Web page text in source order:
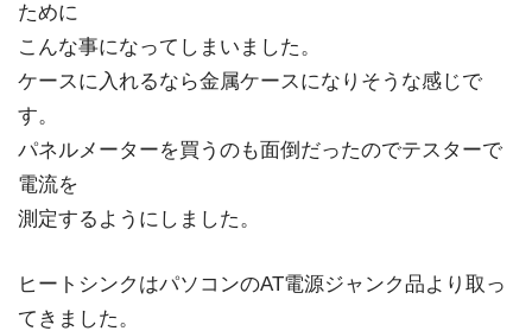
ために
こんな事になってしまいました。
ケースに入れるなら金属ケースになりそうな感じで
す。
パネルメーターを買うのも面倒だったのでテスターで
電流を
測定するようにしました。
ヒートシンクはパソコンのAT電源ジャンク品より取っ
てきました。